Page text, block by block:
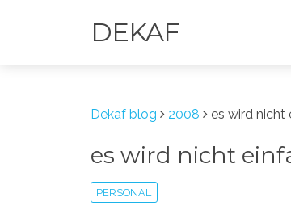
DEKAF
Dekaf blog 2008 es wird nicht
es wird nicht
PERSONAL